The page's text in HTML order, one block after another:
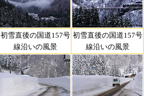
初雪直後の国道157号
線沿いの風景
初雪直後の国道157号
線沿いの風景